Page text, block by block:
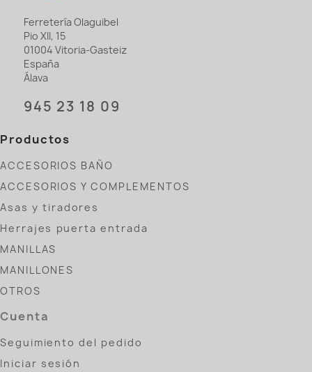
Ferretería Olaguibel
Pio XII, 15
01004 Vitoria-Gasteiz
España
Álava
945 23 18 09
Productos
ACCESORIOS BAÑO
ACCESORIOS Y COMPLEMENTOS
Asas y tiradores
Herrajes puerta entrada
MANILLAS
MANILLONES
OTROS
Cuenta
Seguimiento del pedido
Iniciar sesión